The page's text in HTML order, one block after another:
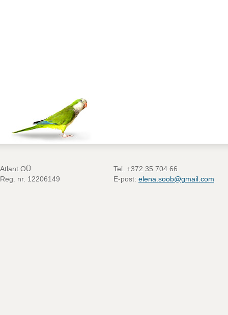
Atlant OÜ
Reg. nr. 12206149
Tel. +372 35 704 66
E-post: elena.soob@gmail.com